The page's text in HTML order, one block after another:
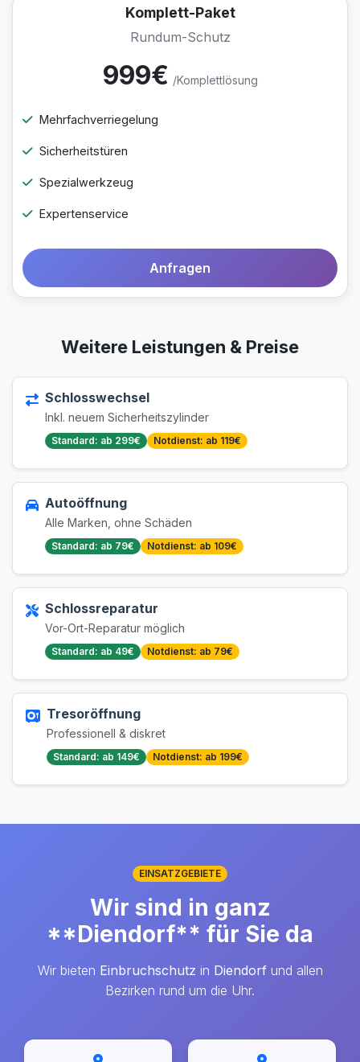
Komplett-Paket
Rundum-Schutz
999€ /Komplettlösung
Mehrfachverriegelung
Sicherheitstüren
Spezialwerkzeug
Expertenservice
Anfragen
Weitere Leistungen & Preise
Schlosswechsel
Inkl. neuem Sicherheitszylinder
Standard: ab 299€ Notdienst: ab 119€
Autoöffnung
Alle Marken, ohne Schäden
Standard: ab 79€ Notdienst: ab 109€
Schlossreparatur
Vor-Ort-Reparatur möglich
Standard: ab 49€ Notdienst: ab 79€
Tresoröffnung
Professionell & diskret
Standard: ab 149€ Notdienst: ab 199€
EINSATZGEBIETE
Wir sind in ganz
**Diendorf** für Sie da
Wir bieten Einbruchschutz in Diendorfund allen
Bezirken rund um die Uhr.